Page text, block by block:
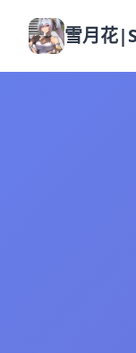
雪月花